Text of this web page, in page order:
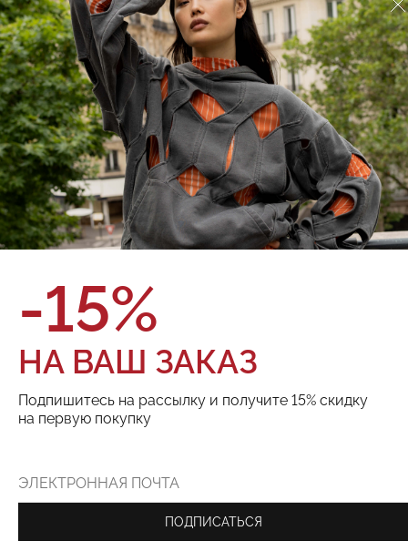
О товаре Оплата и доставка
Зимняя куртка Puffer с капюшоном из итальянской
плащовой ткани с рипстоп плетением. Финишная
обработка ткани обладает водоотталкивающими
свойствами. Синтетический наполнитель (синтепух).
Объемный силуэт длиной ниже бедра, округлые формы
кроя bubble. Боковые карманы с ветрозащитным клапаном
Застежка на молнии с ветрозащитной планкой на кнопках
Объемный капюшон регулируется эластичным шнурком с
фиксаторами Подол регулируется эластичным шнурком с
фиксаторами Внутренний карман на груди Эластичные
внутренние манжеты
Бренд: Red September
утеплитель полиэстер 100%
Цвет:
Размер:
Таблица размеров
ТОВАРА НЕТ В НАЛИЧИИ
РЕКОМЕНДУЕМ
-15%
НА ВАШ ЗАКАЗ
Подпишитесь на рассылку и получите 15% скидку
на первую покупку
ПОДПИСАТЬСЯ